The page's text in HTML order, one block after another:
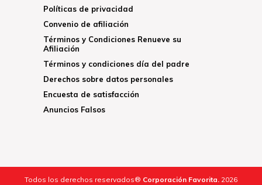
Políticas de privacidad
Convenio de afiliación
Términos y Condiciones Renueve su
Afiliación
Términos y condiciones día del padre
Derechos sobre datos personales
Encuesta de satisfacción
Anuncios Falsos
Todos los derechos reservados® Corporación Favorita. 2026